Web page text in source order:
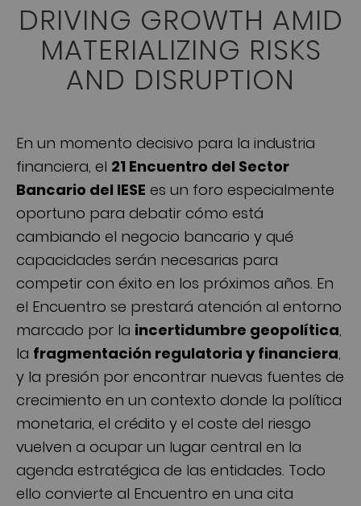
DRIVING GROWTH AMID
MATERIALIZING RISKS
AND DISRUPTION
En un momento decisivo para la industria
financiera, el 21 Encuentro del Sector
Bancario del IESE es un foro especialmente
oportuno para debatir cómo está
cambiando el negocio bancario y qué
capacidades serán necesarias para
competir con éxito en los próximos años. En
el Encuentro se prestará atención al entorno
marcado por la incertidumbre geopolítica,
la fragmentación regulatoria y financiera,
y la presión por encontrar nuevas fuentes de
crecimiento en un contexto donde la política
monetaria, el crédito y el coste del riesgo
vuelven a ocupar un lugar central en la
agenda estratégica de las entidades. Todo
ello convierte al Encuentro en una cita